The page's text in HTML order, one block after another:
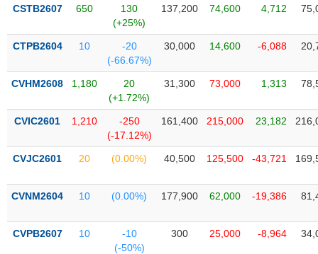
CSTB2607 650
130
(+25%)
137,200 74,600 4,712
CTPB2604 10
-20
(-66.67%)
30,000 14,600 -6,088
CVHM2608 1,180
20
(+1.72%)
31,300 73,000 1,313
CVIC2601 1,210
-250
(-17.12%)
161,400 215,000 23,182
CVJC2601 20 (0.00%) 40,500 125,500 -43,721
CVNM2604 10 (0.00%) 177,900 62,000 -19,386
CVPB2607 10
-10
(-50%)
300 25,000 -8,964
ĐỘNG
SẢN
Mã
khoán
(-)
Tất cả Cổ phiếu Chỉ số Chứng chỉ quỹ Chứng
Lãnh
đạo